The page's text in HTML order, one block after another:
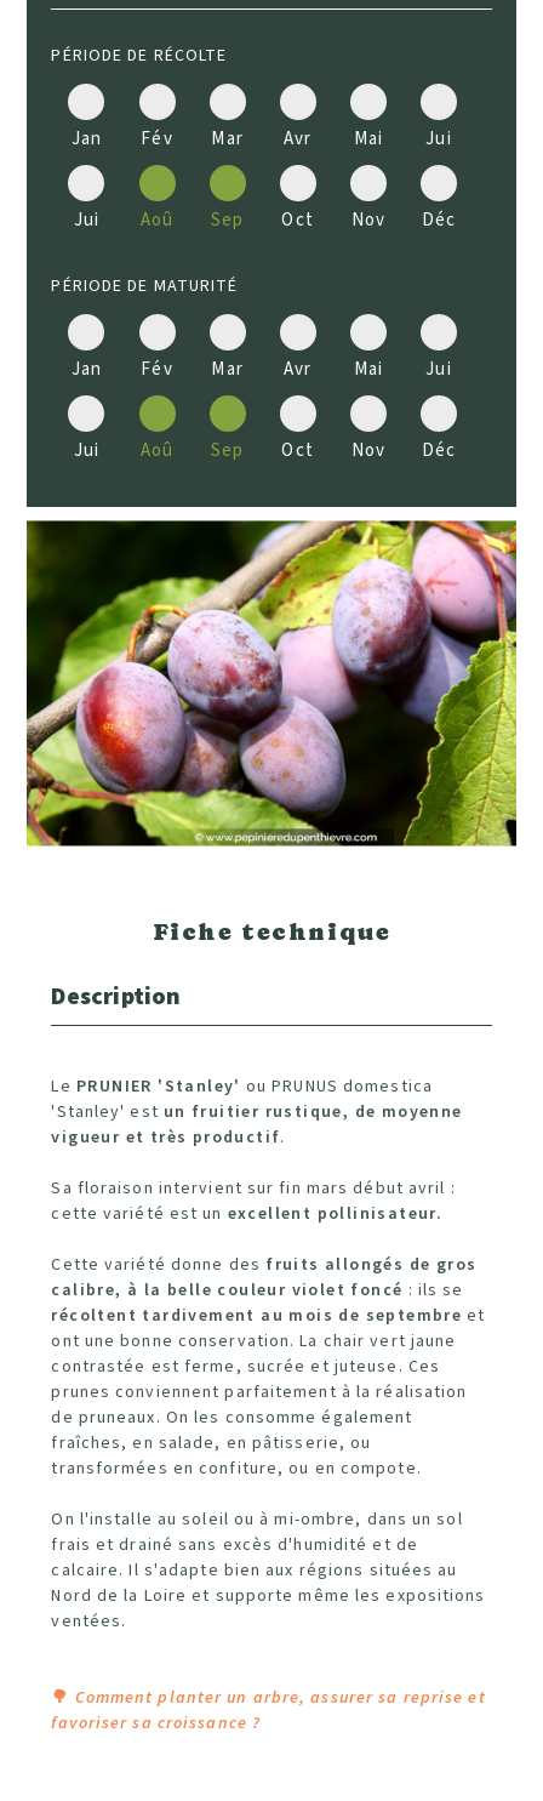
PÉRIODE DE RÉCOLTE
Jan Fév Mar Avr Mai Jui
Jui Aoû Sep Oct Nov Déc
PÉRIODE DE MATURITÉ
Jan Fév Mar Avr Mai Jui
Jui Aoû Sep Oct Nov Déc
Fiche technique
Description
Le PRUNIER 'Stanley' ou PRUNUS domestica
'Stanley' est un fruitier rustique, de moyenne
vigueur et très productif.
Sa floraison intervient sur fin mars début avril :
cette variété est un excellent pollinisateur.
Cette variété donne des fruits allongés de gros
calibre, à la belle couleur violet foncé : ils se
récoltent tardivement au mois de septembre et
ont une bonne conservation. La chair vert jaune
contrastée est ferme, sucrée et juteuse. Ces
prunes conviennent parfaitement à la réalisation
de pruneaux. On les consomme également
fraîches, en salade, en pâtisserie, ou
transformées en confiture, ou en compote.
On l'installe au soleil ou à mi-ombre, dans un sol
frais et drainé sans excès d'humidité et de
calcaire. Il s'adapte bien aux régions situées au
Nord de la Loire et supporte même les expositions
ventées.
🌳 Comment planter un arbre, assurer sa reprise et
favoriser sa croissance ?